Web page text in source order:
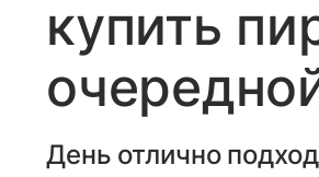
купить
День отлично